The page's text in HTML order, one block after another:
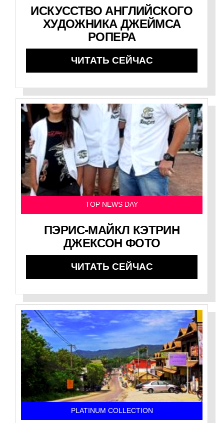
ИСКУССТВО АНГЛИЙСКОГО
ХУДОЖНИКА ДЖЕЙМСА
РОПЕРА
ЧИТАТЬ СЕЙЧАС
TOP NEWS DAY
ПЭРИС-МАЙКЛ КЭТРИН
ДЖЕКСОН ФОТО
ЧИТАТЬ СЕЙЧАС
PLATINUM COLLECTION